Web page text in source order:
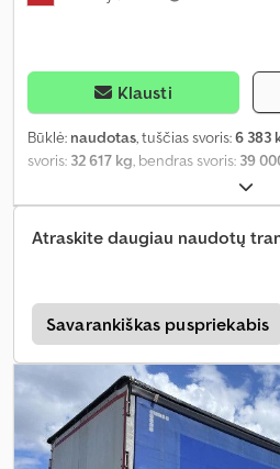
Klausti
Būklė: naudotas, tuščias svoris:6 383
svoris: 32 617 kg, bendras svoris: 39
09/2020,
krovinių skyriaus plotis:2 480 mm,
mm
, krovinio erdvės tūris: 93 m³ ,
, ratų bazė: 7 700 mm ,
Atraskite daugiau naudotų
Savarankiškas puspriekabis